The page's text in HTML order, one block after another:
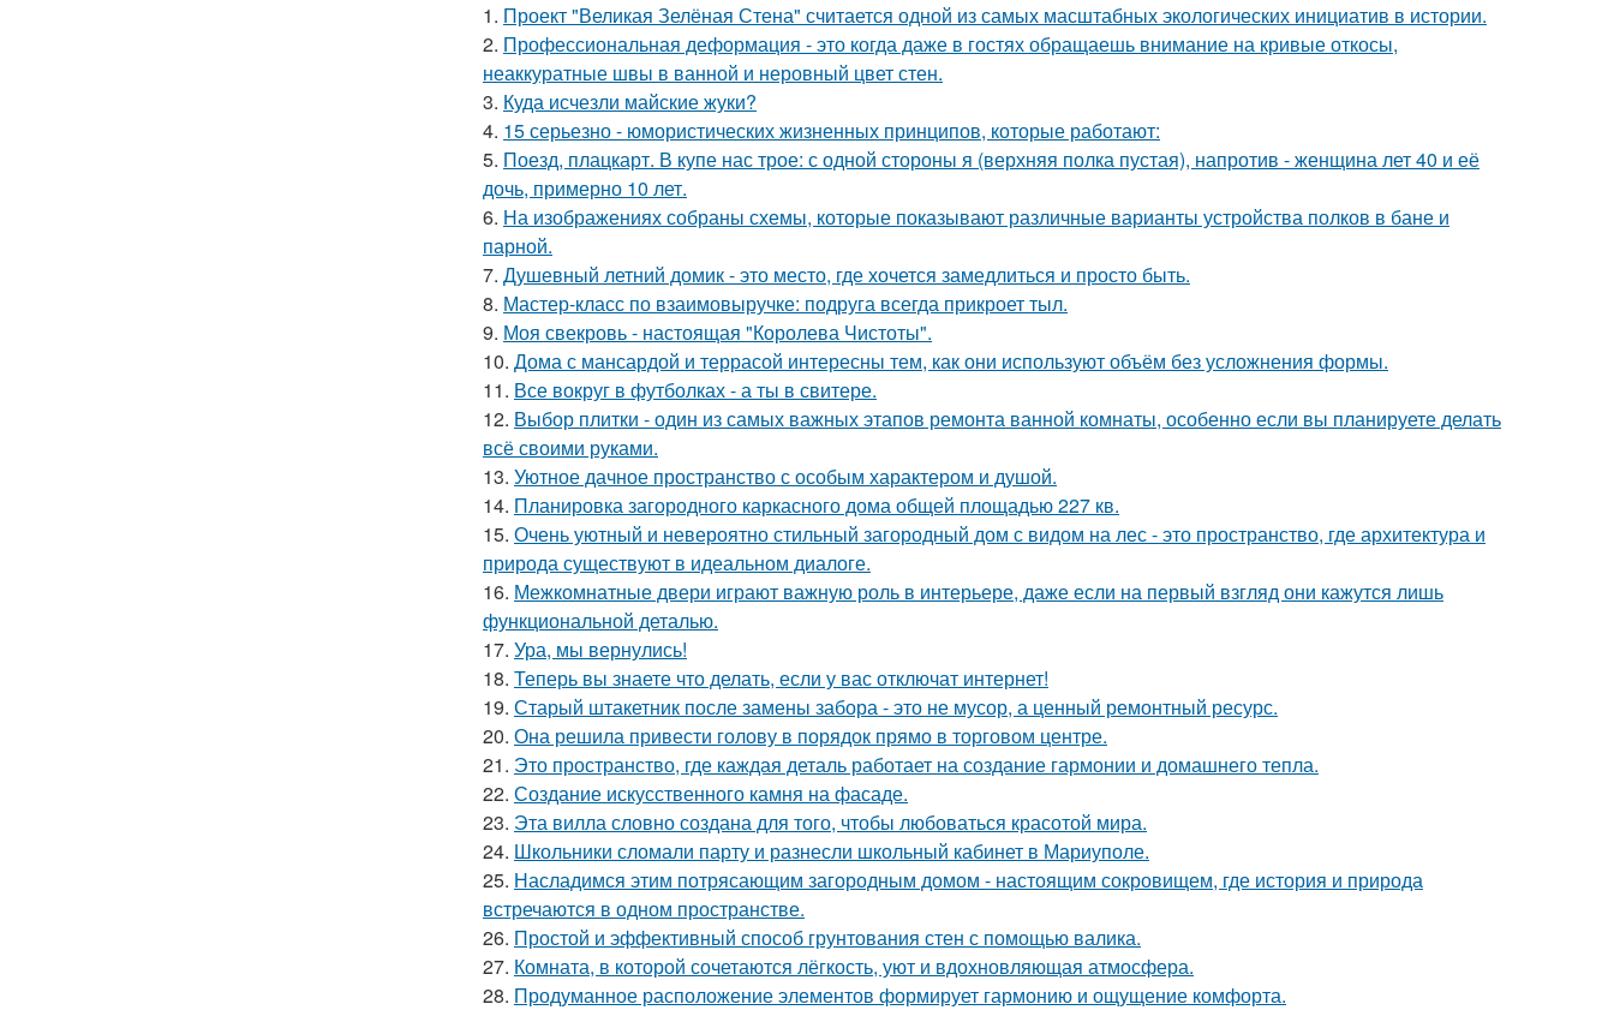
1. Проект "Великая Зелёная Стена" считается одной из самых масштабных экологических инициатив в истории.
2. Профессиональная деформация - это когда даже в гостях обращаешь внимание на кривые откосы,
неаккуратные швы в ванной и неровный цвет стен.
3. Куда исчезли майские жуки?
4. 15 серьезно - юмористических жизненных принципов, которые работают:
5. Поезд, плацкарт. В купе нас трое: с одной стороны я (верхняя полка пустая), напротив - женщина лет 40 и её
дочь, примерно 10 лет.
6. На изображениях собраны схемы, которые показывают различные варианты устройства полков в бане и
парной.
7. Душевный летний домик - это место, где хочется замедлиться и просто быть.
8. Мастер-класс по взаимовыручке: подруга всегда прикроет тыл.
9. Моя свекровь - настоящая "Королева Чистоты".
10. Дома с мансардой и террасой интересны тем, как они используют объём без усложнения формы.
11. Все вокруг в футболках - а ты в свитере.
12. Выбор плитки - один из самых важных этапов ремонта ванной комнаты, особенно если вы планируете делать
всё своими руками.
13. Уютное дачное пространство с особым характером и душой.
14. Планировка загородного каркасного дома общей площадью 227 кв.
15. Очень уютный и невероятно стильный загородный дом с видом на лес - это пространство, где архитектура и
природа существуют в идеальном диалоге.
16. Межкомнатные двери играют важную роль в интерьере, даже если на первый взгляд они кажутся лишь
функциональной деталью.
17. Ура, мы вернулись!
18. Теперь вы знаете что делать, если у вас отключат интернет!
19. Старый штакетник после замены забора - это не мусор, а ценный ремонтный ресурс.
20. Она решила привести голову в порядок прямо в торговом центре.
21. Это пространство, где каждая деталь работает на создание гармонии и домашнего тепла.
22. Создание искусственного камня на фасаде.
23. Эта вилла словно создана для того, чтобы любоваться красотой мира.
24. Школьники сломали парту и разнесли школьный кабинет в Мариуполе.
25. Насладимся этим потрясающим загородным домом - настоящим сокровищем, где история и природа
встречаются в одном пространстве.
26. Простой и эффективный способ грунтования стен с помощью валика.
27. Комната, в которой сочетаются лёгкость, уют и вдохновляющая атмосфера.
28. Продуманное расположение элементов формирует гармонию и ощущение комфорта.